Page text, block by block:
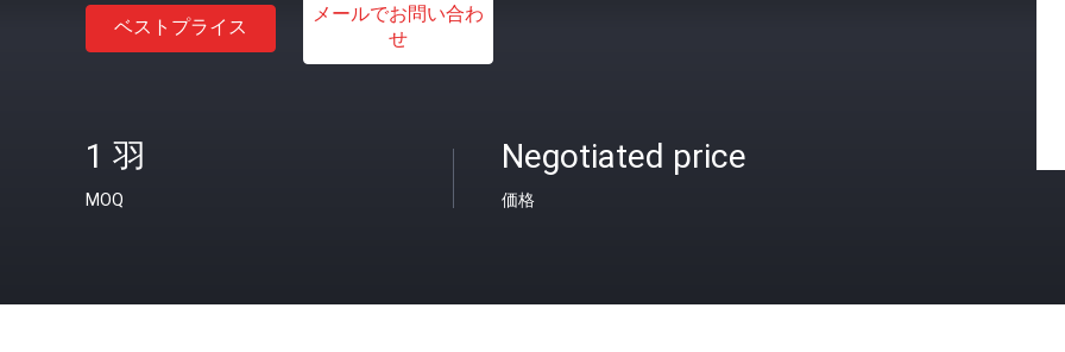
ベストプライス
メールでお問い合わ
せ
1 羽
MOQ
Negotiated price
価格